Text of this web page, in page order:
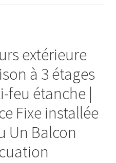
extérieure
à 3 étages
feu étanche |
Fixe installée
Un Balcon